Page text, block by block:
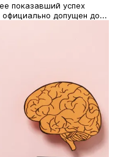
показавший успех
официально допущен до...